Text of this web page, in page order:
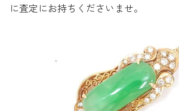
に査定にお持ちくださいませ。